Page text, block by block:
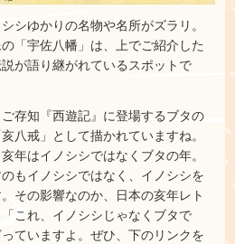
シゆかりの名物や名所がズラリ。
「宇佐八幡」は、上でご紹介した
が語り継がれているスポットで
存知『西遊記』に登場するブタの
八戒」として描かれていますね。
年はイノシシではなくブタの年。
もイノシシではなく、イノシシを
その影響なのか、日本の亥年レト
これ、イノシシじゃなくブタで
ていますよ。ぜひ、下のリンクを